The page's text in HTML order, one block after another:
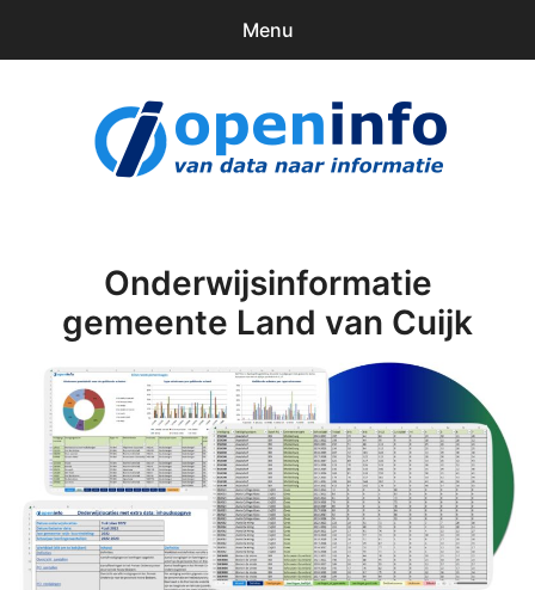
Menu
Downloads
Onderwijsinformatie
gemeente Land van Cuijk